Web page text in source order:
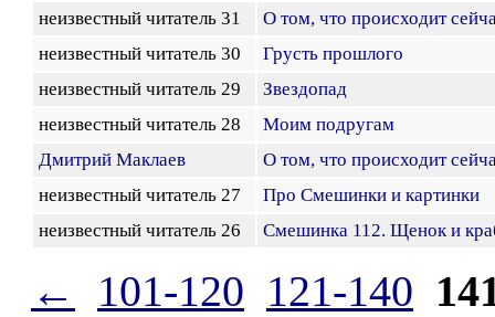
неизвестный читатель 31
О том, что происходит
неизвестный читатель 30
Грусть прошлого
неизвестный читатель 29
Звездопад
неизвестный читатель 28
Моим подругам
Дмитрий Маклаев
О том, что происходит
неизвестный читатель 27
Про Смешинки и картинки
неизвестный читатель 26
Смешинка 112. Щенок и
← 101-120 121-140